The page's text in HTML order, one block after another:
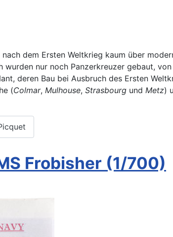
dem Ersten Weltkrieg kaum über
wurden nur noch Panzerkreuzer gebaut,
deren Bau bei Ausbruch des Ersten
(Colmar, Mulhouse, Strasbourg und Metz)
Frobisher (1/700)